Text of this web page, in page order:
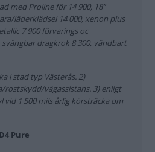
med Proline för 14 900, 18’’
läderklädsel 14 000, xenon plus
7 900 förvarings oc
dragkrok 8 300, vändbart
i stad typ Västerås. 2)
rostskydd/vägassistans. 3) enligt
1 500 mils årlig körsträcka om
Pure